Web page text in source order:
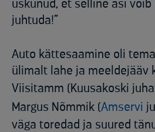
uskunud, et selline asi võib
juhtuda!”
Auto kättesaamine oli
ülimalt lahe ja meeldejääv
Viisitamm (Kuusakoski
Margus Nõmmik (Amservi
väga toredad ja suured